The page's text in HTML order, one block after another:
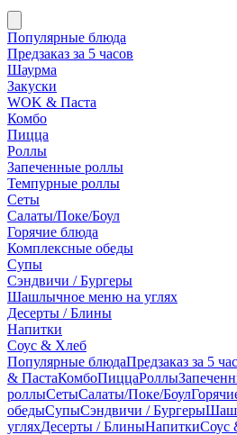
Популярные блюда
Предзаказ за 5 часов
Шаурма
Закуски
WOK & Паста
Комбо
Пицца
Роллы
Запеченные роллы
Темпурные роллы
Сеты
Cалаты/Поке/Боул
Горячие блюда
Комплексные обеды
Супы
Сэндвичи / Бургеры
Шашлычное меню на углях
Десерты / Блины
Напитки
Соус & Хлеб
Популярные блюдаПредзаказ за 5
& ПастаКомбоПиццаРоллы
роллыСетыCалаты/Поке/Боул
обедыСупыСэндвичи / Бургеры
угляхДесерты / БлиныНапиткиСоус